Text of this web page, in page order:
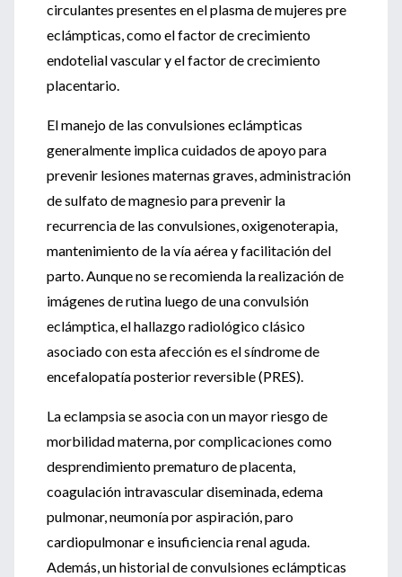
circulantes presentes en el plasma de mujeres pre
eclámpticas, como el factor de crecimiento
endotelial vascular y el factor de crecimiento
placentario.
El manejo de las convulsiones eclámpticas
generalmente implica cuidados de apoyo para
prevenir lesiones maternas graves, administración
de sulfato de magnesio para prevenir la
recurrencia de las convulsiones, oxigenoterapia,
mantenimiento de la vía aérea y facilitación del
parto. Aunque no se recomienda la realización de
imágenes de rutina luego de una convulsión
eclámptica, el hallazgo radiológico clásico
asociado con esta afección es el síndrome de
encefalopatía posterior reversible (PRES).
La eclampsia se asocia con un mayor riesgo de
morbilidad materna, por complicaciones como
desprendimiento prematuro de placenta,
coagulación intravascular diseminada, edema
pulmonar, neumonía por aspiración, paro
cardiopulmonar e insuficiencia renal aguda.
Además, un historial de convulsiones eclámpticas